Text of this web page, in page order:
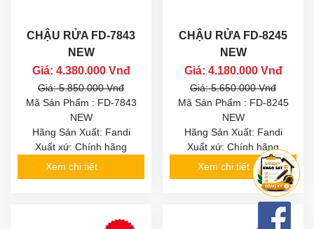
CHẬU RỬA FD-7843
NEW
Giá: 4.380.000 Vnđ
Giá: 5.850.000 Vnđ
Mã Sản Phẩm : FD-7843
NEW
Hãng Sản Xuất: Fandi
Xuất xứ: Chính hãng
Xem chi tiết
CHẬU RỬA FD-8245
NEW
Giá: 4.180.000 Vnđ
Giá: 5.650.000 Vnđ
Mã Sản Phẩm : FD-8245
NEW
Hãng Sản Xuất: Fandi
Xuất xứ: Chính hãng
Xem chi tiết